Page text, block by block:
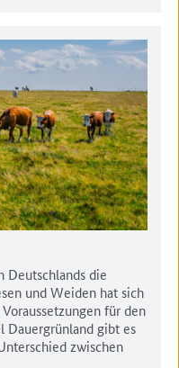
Deutschlands die
und Weiden hat sich
für den
Dauergrünland gibt es
zwischen